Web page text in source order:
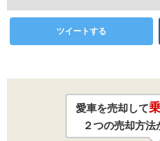
ツイートする
愛車を売却して
２つの売却方法